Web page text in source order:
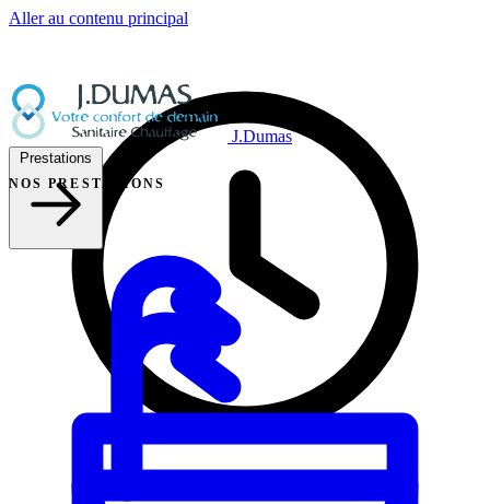
Aller au contenu principal
J.Dumas
Prestations
NOS PRESTATIONS